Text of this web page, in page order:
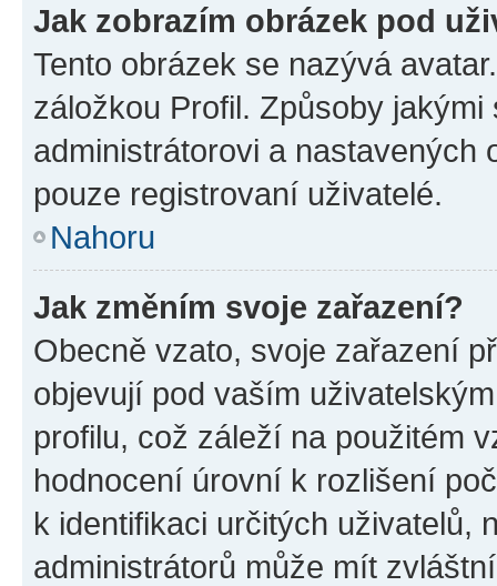
Jak zobrazím obrázek pod
Tento obrázek se nazývá
záložkou Profil. Způsoby
administrátorovi a nastavených
pouze registrovaní uživatelé.
Nahoru
Jak změním svoje zařazení?
Obecně vzato, svoje zařazení
objevují pod vaším
profilu, což záleží na použitém
hodnocení úrovní k rozlišení
k identifikaci určitých uživatelů,
administrátorů může mít